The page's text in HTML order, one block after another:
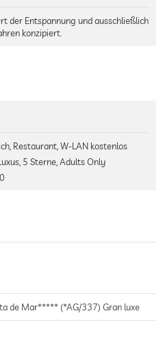
der Entspannung und ausschließlich
konzipiert.
Restaurant, W-LAN kostenlos
5 Sterne, Adults Only
de Mar***** (*AG/337) Gran luxe